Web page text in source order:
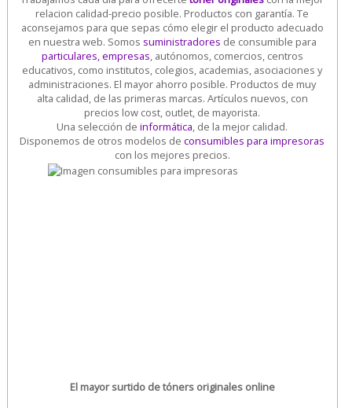
relacion calidad-precio posible. Productos con garantía. Te
aconsejamos para que sepas cómo elegir el producto adecuado
en nuestra web. Somos suministradores de consumible para
particulares, empresas, autónomos, comercios, centros
educativos, como institutos, colegios, academias, asociaciones y
administraciones. El mayor ahorro posible. Productos de muy
alta calidad, de las primeras marcas. Artículos nuevos, con
precios low cost, outlet, de mayorista.
Una selección deinformática, de la mejor calidad.
Disponemos de otros modelos deconsumibles para impresoras
con los mejores precios.
El mayor surtido de tóners originales online